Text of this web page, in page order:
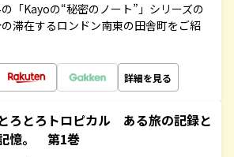
「Kayoの“秘密のノート”」シリーズの
滞在するロンドン南東の田舎町をご紹
詳細を見る
ろとろトロピカル ある旅の記録と
憶。 第1巻